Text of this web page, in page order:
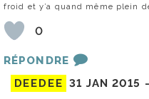
froid et y’a quand même plein
0
RÉPONDRE
DEEDEE 31 JAN 2015 -